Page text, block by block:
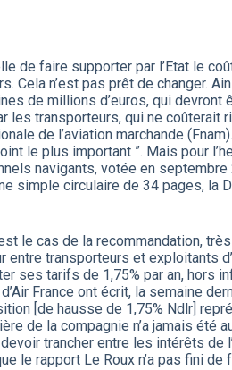
de faire supporter par l’Etat le
n’est pas prêt de changer.
de millions d’euros, qui
transporteurs, qui ne coûterait
de l’aviation marchande
le plus important ”. Mais pour
navigants, votée en
simple circulaire de 34 pages, la
le cas de la recommandation,
transporteurs et exploitants
ses tarifs de 1,75% par an, hors
France ont écrit, la semaine
[de hausse de 1,75% Ndlr]
de la compagnie n’a jamais été
trancher entre les intérêts de
le rapport Le Roux n’a pas fini de